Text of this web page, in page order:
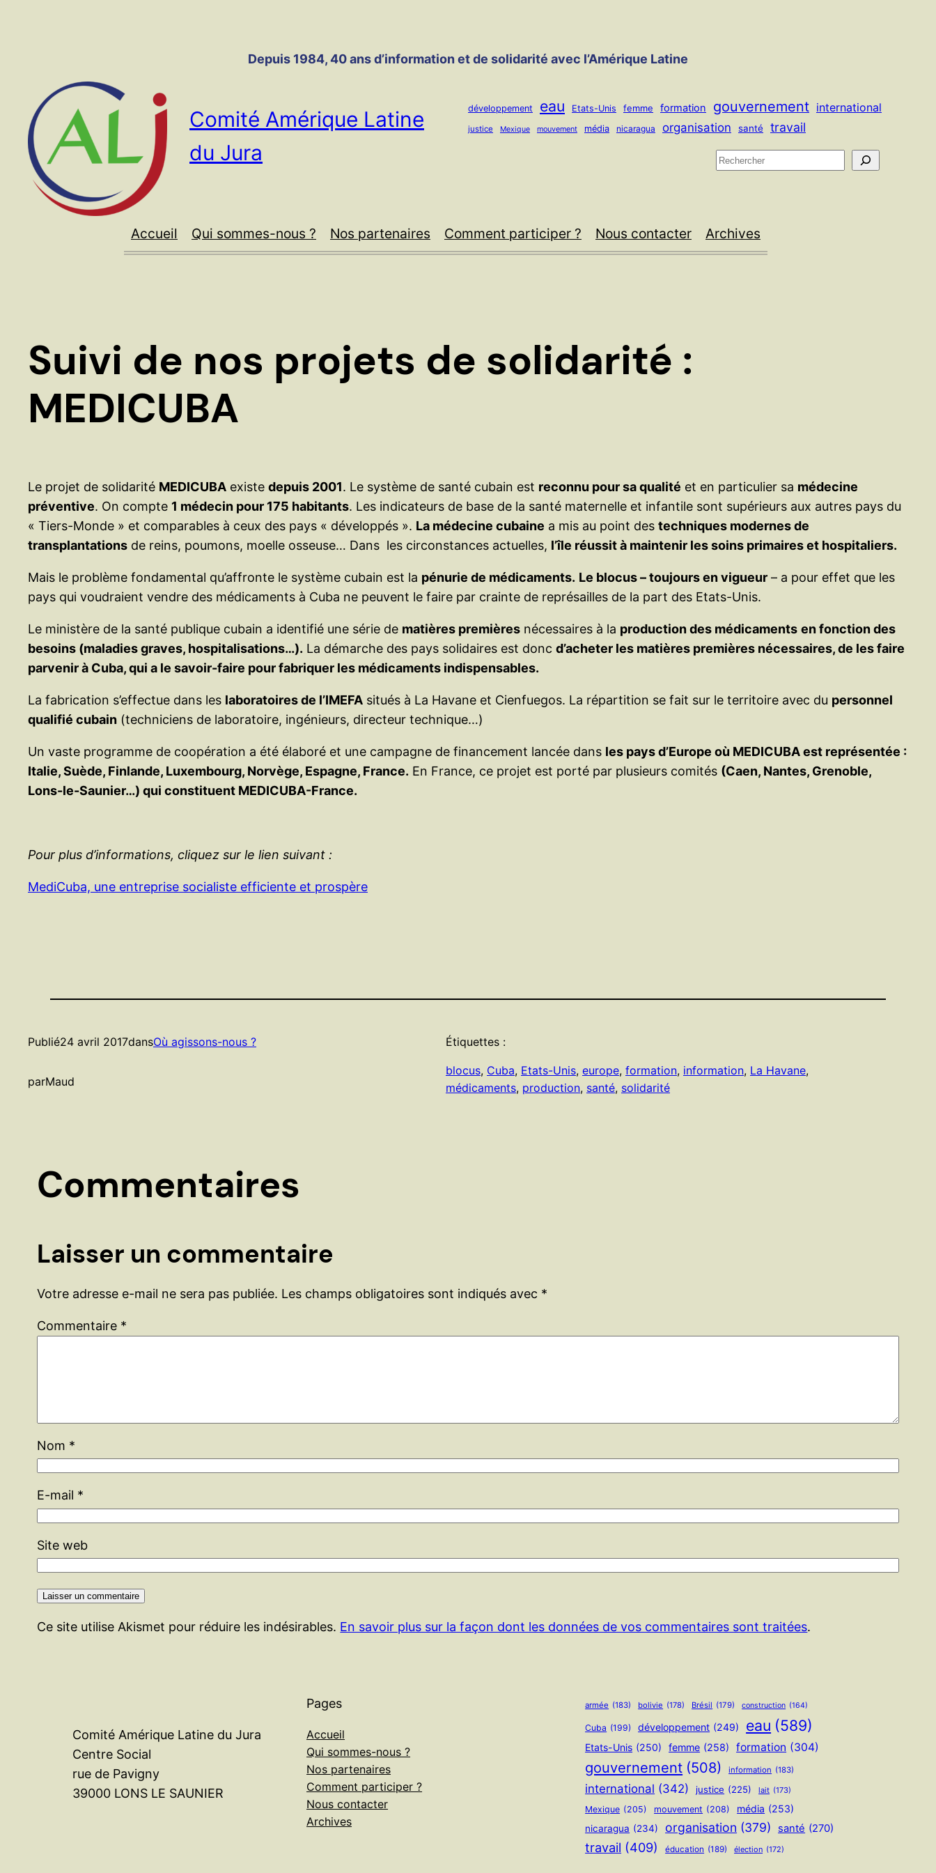
Depuis 1984, 40 ans d’information et de solidarité avec l’Amérique Latine
Comité Amérique Latine
du Jura
développement eau Etats-Unis femme formation gouvernement international
justice Mexique mouvement média nicaragua organisation santé travail
R
e
r
Accueil Qui sommes-nous ? Nos partenaires Comment participer ? Nous contacter Archives
Suivi de nos projets de solidarité :
MEDICUBA
Le projet de solidarité MEDICUBA existe depuis 2001. Le système de santé cubain est reconnu pour sa qualité et en particulier sa médecine
préventive. On compte 1 médecin pour 175 habitants. Les indicateurs de base de la santé maternelle et infantile sont supérieurs aux autres pays du
« Tiers-Monde » et comparables à ceux des pays « développés ». La médecine cubaine a mis au point des techniques modernes de
transplantations de reins, poumons, moelle osseuse… Dans les circonstances actuelles, l’île réussit à maintenir les soins primaires et hospitaliers.
Mais le problème fondamental qu’affronte le système cubain est la pénurie de médicaments. Le blocus – toujours en vigueur – a pour effet que les
pays qui voudraient vendre des médicaments à Cuba ne peuvent le faire par crainte de représailles de la part des Etats-Unis.
Le ministère de la santé publique cubain a identifié une série de matières premières nécessaires à la production des médicaments en fonction des
besoins (maladies graves, hospitalisations…). La démarche des pays solidaires est donc d’acheter les matières premières nécessaires, de les faire
parvenir à Cuba, qui a le savoir-faire pour fabriquer les médicaments indispensables.
La fabrication s’effectue dans les laboratoires de l’IMEFA situés à La Havane et Cienfuegos. La répartition se fait sur le territoire avec du personnel
qualifié cubain (techniciens de laboratoire, ingénieurs, directeur technique…)
Un vaste programme de coopération a été élaboré et une campagne de financement lancée dans les pays d’Europe où MEDICUBA est représentée :
Italie, Suède, Finlande, Luxembourg, Norvège, Espagne, France. En France, ce projet est porté par plusieurs comités (Caen, Nantes, Grenoble,
Lons-le-Saunier…) qui constituent MEDICUBA-France.
Pour plus d’informations, cliquez sur le lien suivant :
MediCuba, une entreprise socialiste efficiente et prospère
Publié24 avril 2017dansOù agissons-nous ?
parMaud
Étiquettes :
blocus, Cuba, Etats-Unis, europe, formation, information, La Havane
médicaments, production, santé, solidarité
Commentaires
Laisser un commentaire
Votre adresse e-mail ne sera pas publiée. Les champs obligatoires sont indiqués avec *
Commentaire *
Nom *
E-mail *
Site web
Ce site utilise Akismet pour réduire les indésirables. En savoir plus sur la façon dont les données de vos commentaires sont traitées.
Comité Amérique Latine du Jura
Centre Social
rue de Pavigny
39000 LONS LE SAUNIER
Pages
Accueil
Qui sommes-nous ?
Nos partenaires
Comment participer ?
Nous contacter
Archives
armée (183) bolivie (178) Brésil (179) construction (164)
Cuba (199) développement (249) eau (589)
Etats-Unis (250) femme (258) formation (304)
gouvernement (508) information (183)
international (342) justice (225) lait (173)
Mexique (205) mouvement (208) média (253)
nicaragua (234) organisation (379) santé (270)
travail (409) éducation (189) élection (172)